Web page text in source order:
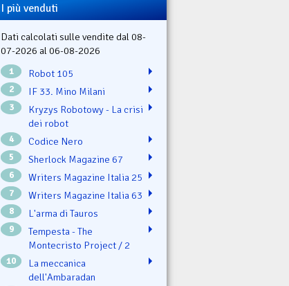
I più venduti
Dati calcolati sulle vendite dal 08-
07-2026 al 06-08-2026
1 Robot 105
2 IF 33. Mino Milani
3
Kryzys Robotowy - La crisi
dei robot
4 Codice Nero
5 Sherlock Magazine 67
6 Writers Magazine Italia 25
7 Writers Magazine Italia 63
8 L'arma di Tauros
9
Tempesta - The
Montecristo Project / 2
10
La meccanica
dell'Ambaradan